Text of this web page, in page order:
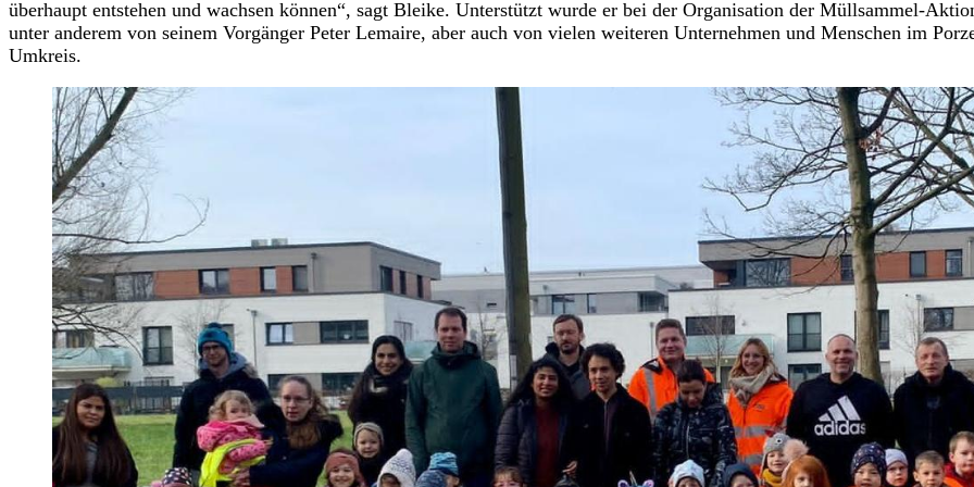
überhaupt entstehen und wachsen können“, sagt Bleike. Unterstützt wurde er bei der Organisation der Müllsammel-
unter anderem von seinem Vorgänger Peter Lemaire, aber auch von vielen weiteren Unternehmen und Menschen im
Umkreis.